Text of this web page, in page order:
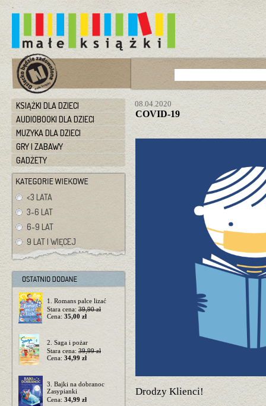
KSIĄŻKI DLA DZIECI
AUDIOBOOKI DLA DZIECI
MUZYKA DLA DZIECI
GRY I ZABAWY
GADŻETY
<3 LATA
3-6 LAT
6-9 LAT
9 LAT I WIĘCEJ
1. Romans palce lizać
Stara cena: 39,90 zł
Cena: 35,00 zł
2. Saga i pożar
Stara cena: 39,99 zł
Cena: 34,99 zł
3. Bajki na dobranoc
Zasypianki
Cena: 34,99 zł
08.04.2020
COVID-19
Drodzy Klienci!